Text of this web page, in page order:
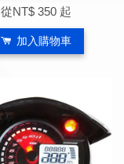
從NT$ 350 起
加入購物車